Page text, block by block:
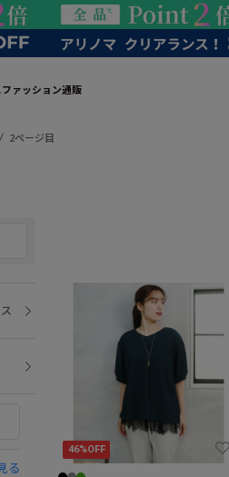
ァッション通販
2ページ目
る
カテゴリ
トップス
すべて
ブランド
ABC順
46%OFF